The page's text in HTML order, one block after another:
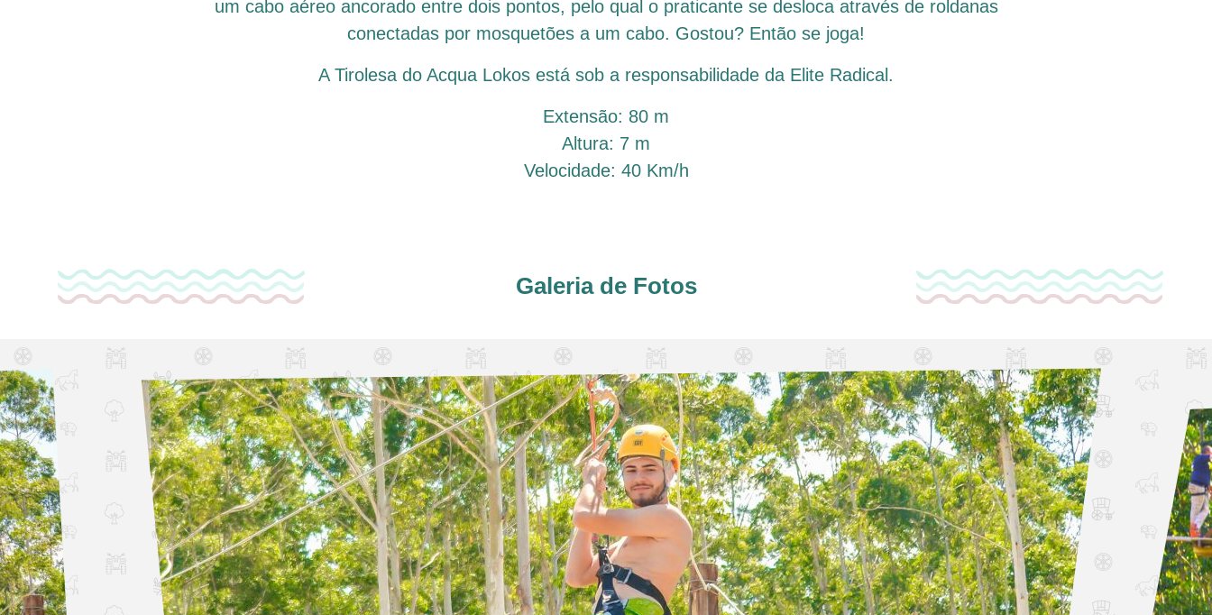
um cabo aéreo ancorado entre dois pontos, pelo qual o praticante se desloca através de roldanas
conectadas por mosquetões a um cabo. Gostou? Então se joga!
A Tirolesa do Acqua Lokos está sob a responsabilidade da Elite Radical.
Extensão: 80 m
Altura: 7 m
Velocidade: 40 Km/h
Galeria de Fotos